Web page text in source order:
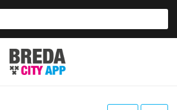
Breda
City
App